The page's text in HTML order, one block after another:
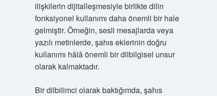
ilişkilerin dijitalleşmesiyle birlikte dilin
fonksiyonel kullanımı daha önemli bir hale
gelmiştir. Örneğin, sesli mesajlarda veya
yazılı metinlerde, şahıs eklerinin doğru
kullanımı hâlâ önemli bir dilbilgisel unsur
olarak kalmaktadır.
Bir dilbilimci olarak baktığımda, şahıs